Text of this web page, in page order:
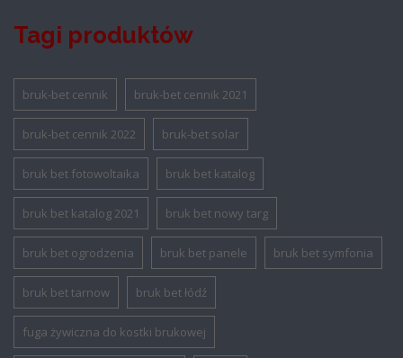
Tagi produktów
bruk-bet cennik bruk-bet cennik 2021
bruk-bet cennik 2022 bruk-bet solar
bruk bet fotowoltaika bruk bet katalog
bruk bet katalog 2021 bruk bet nowy targ
bruk bet ogrodzenia bruk bet panele bruk bet symfonia
bruk bet tarnow bruk bet łódź
fuga żywiczna do kostki brukowej